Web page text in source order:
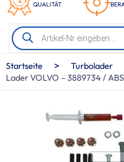
QUALITÄT
Products
search
Startseite > Turbolader
Lader VOLVO – 3889734 /